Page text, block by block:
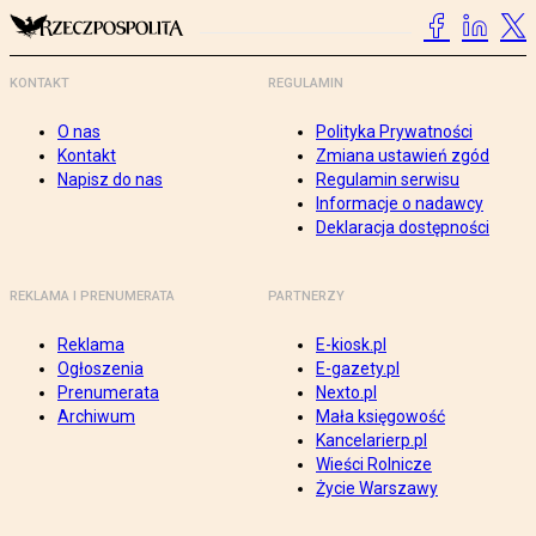
KONTAKT
O nas
Kontakt
Napisz do nas
REGULAMIN
Polityka Prywatności
Zmiana ustawień zgód
Regulamin serwisu
Informacje o nadawcy
Deklaracja dostępności
REKLAMA I PRENUMERATA
Reklama
Ogłoszenia
Prenumerata
Archiwum
PARTNERZY
E-kiosk.pl
E-gazety.pl
Nexto.pl
Mała księgowość
Kancelarierp.pl
Wieści Rolnicze
Życie Warszawy